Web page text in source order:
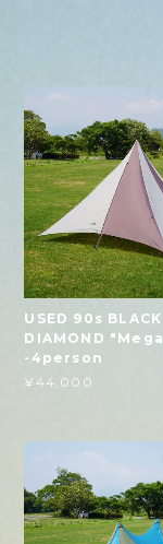
USED 90s BLACK
DIAMOND
-4person
¥44,000